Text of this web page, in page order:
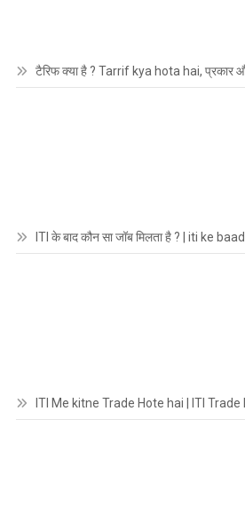
टैरिफ क्या है ? Tarrif kya hota hai, प्रकार
ITI के बाद कौन सा जॉब मिलता है ? | iti ke
ITI Me kitne Trade Hote hai | ITI Trade